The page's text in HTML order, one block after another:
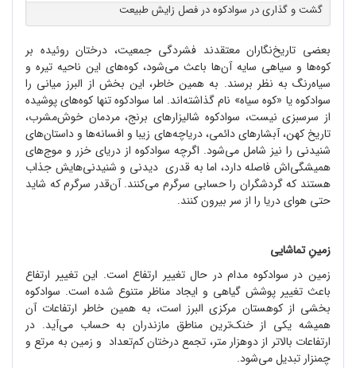
گشت و گذاری در سوادکوه در فصل زایش طبیعت
بعضی تاریخنگاران معتقدند فشردگی جمعیت، درختان روئیده بر
کوهها و سیاهی سایه آنها باعث میشود، کوههای این ناحیه تیره و
سیاهرنگ به نظر برسند. به همین خاطر، این بخش از البرز میانی را
سوادکوه یا «کوه سیاه» نام گذاشتهاند. اما سوادکوه تنها کوههای پوشیده
از سرسبزی نیست، سوادکوه شالیزارهای برنج، مردمان خوشمشرب،
تاریخ کهن، آبشارهای دائمی، دریاچههای زیبا و افسانهها و داستانهای
شنیدنی را نیز شامل میشود. اگرچه سوادکوه از دریای خزر و موجهای
همیشگیاش فاصله دارد، اما به قدری دیدنی و شنیدنیهایش جذاب
هستند که گردشگران را حسابی سرگرم میکنند. آنقدر سرگرم که شاید
حتی هوای دریا را از سر بیرون کنند.
زمینِ تماشایی
زمین در سوادکوه مدام در حال تغییر ارتفاع است. این تغییر ارتفاع
باعث تغییر پوشش گیاهی و ایجاد مناظر متنوع شده است. سوادکوه
بخشی از کوهستان مرکزی البرز است، به همین خاطر ارتفاعات آن
همیشه یکی از خنکترین مناطق مازندران به حساب میآید. در
ارتفاعات بالاتر از دوهزار متر، تجمع درختان کمتعداد و زمین به مرتع و
چمنزار تبدیل میشود.